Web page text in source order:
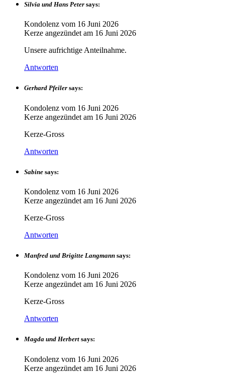
Silvia und Hans Peter says:
Kondolenz vom 16 Juni 2026
Kerze angezündet am 16 Juni 2026
Unsere aufrichtige Anteilnahme.
Antworten
Gerhard Pfeiler says:
Kondolenz vom 16 Juni 2026
Kerze angezündet am 16 Juni 2026
Kerze-Gross
Antworten
Sabine says:
Kondolenz vom 16 Juni 2026
Kerze angezündet am 16 Juni 2026
Kerze-Gross
Antworten
Manfred und Brigitte Langmann says:
Kondolenz vom 16 Juni 2026
Kerze angezündet am 16 Juni 2026
Kerze-Gross
Antworten
Magda und Herbert says:
Kondolenz vom 16 Juni 2026
Kerze angezündet am 16 Juni 2026